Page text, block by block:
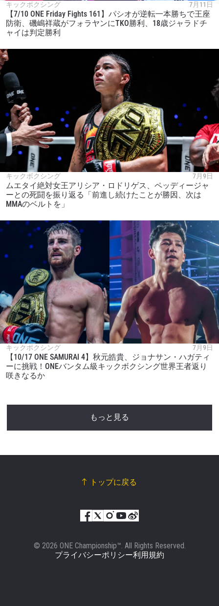
キックボクシング 7月11日
【7/10 ONE Friday Fights 161】パシオが逆転一本勝ちで王座
防衛、磯嶋祥蔵がフォラヤンにTKO勝利、18歳ジャラドチ
ャイは判定勝利
キックボクシング 7月9日
ムエタイ絶対女王アリシア・ロドリゲス、ペッディージャ
ーとの死闘を振り返る「前進し続けたことが勝因、次は
MMAのベルトを」
キックボクシング 7月9日
【10/17 ONE SAMURAI 4】秋元皓貴、ジョナサン・ハガティ
ーに挑戦！ONEバンタム級キックボクシング世界王者返り
咲きなるか
もっと見る
トップに戻る
© 2026 ONE Championship™. All Rights Reserved.
プライバシーポリシー利用規約